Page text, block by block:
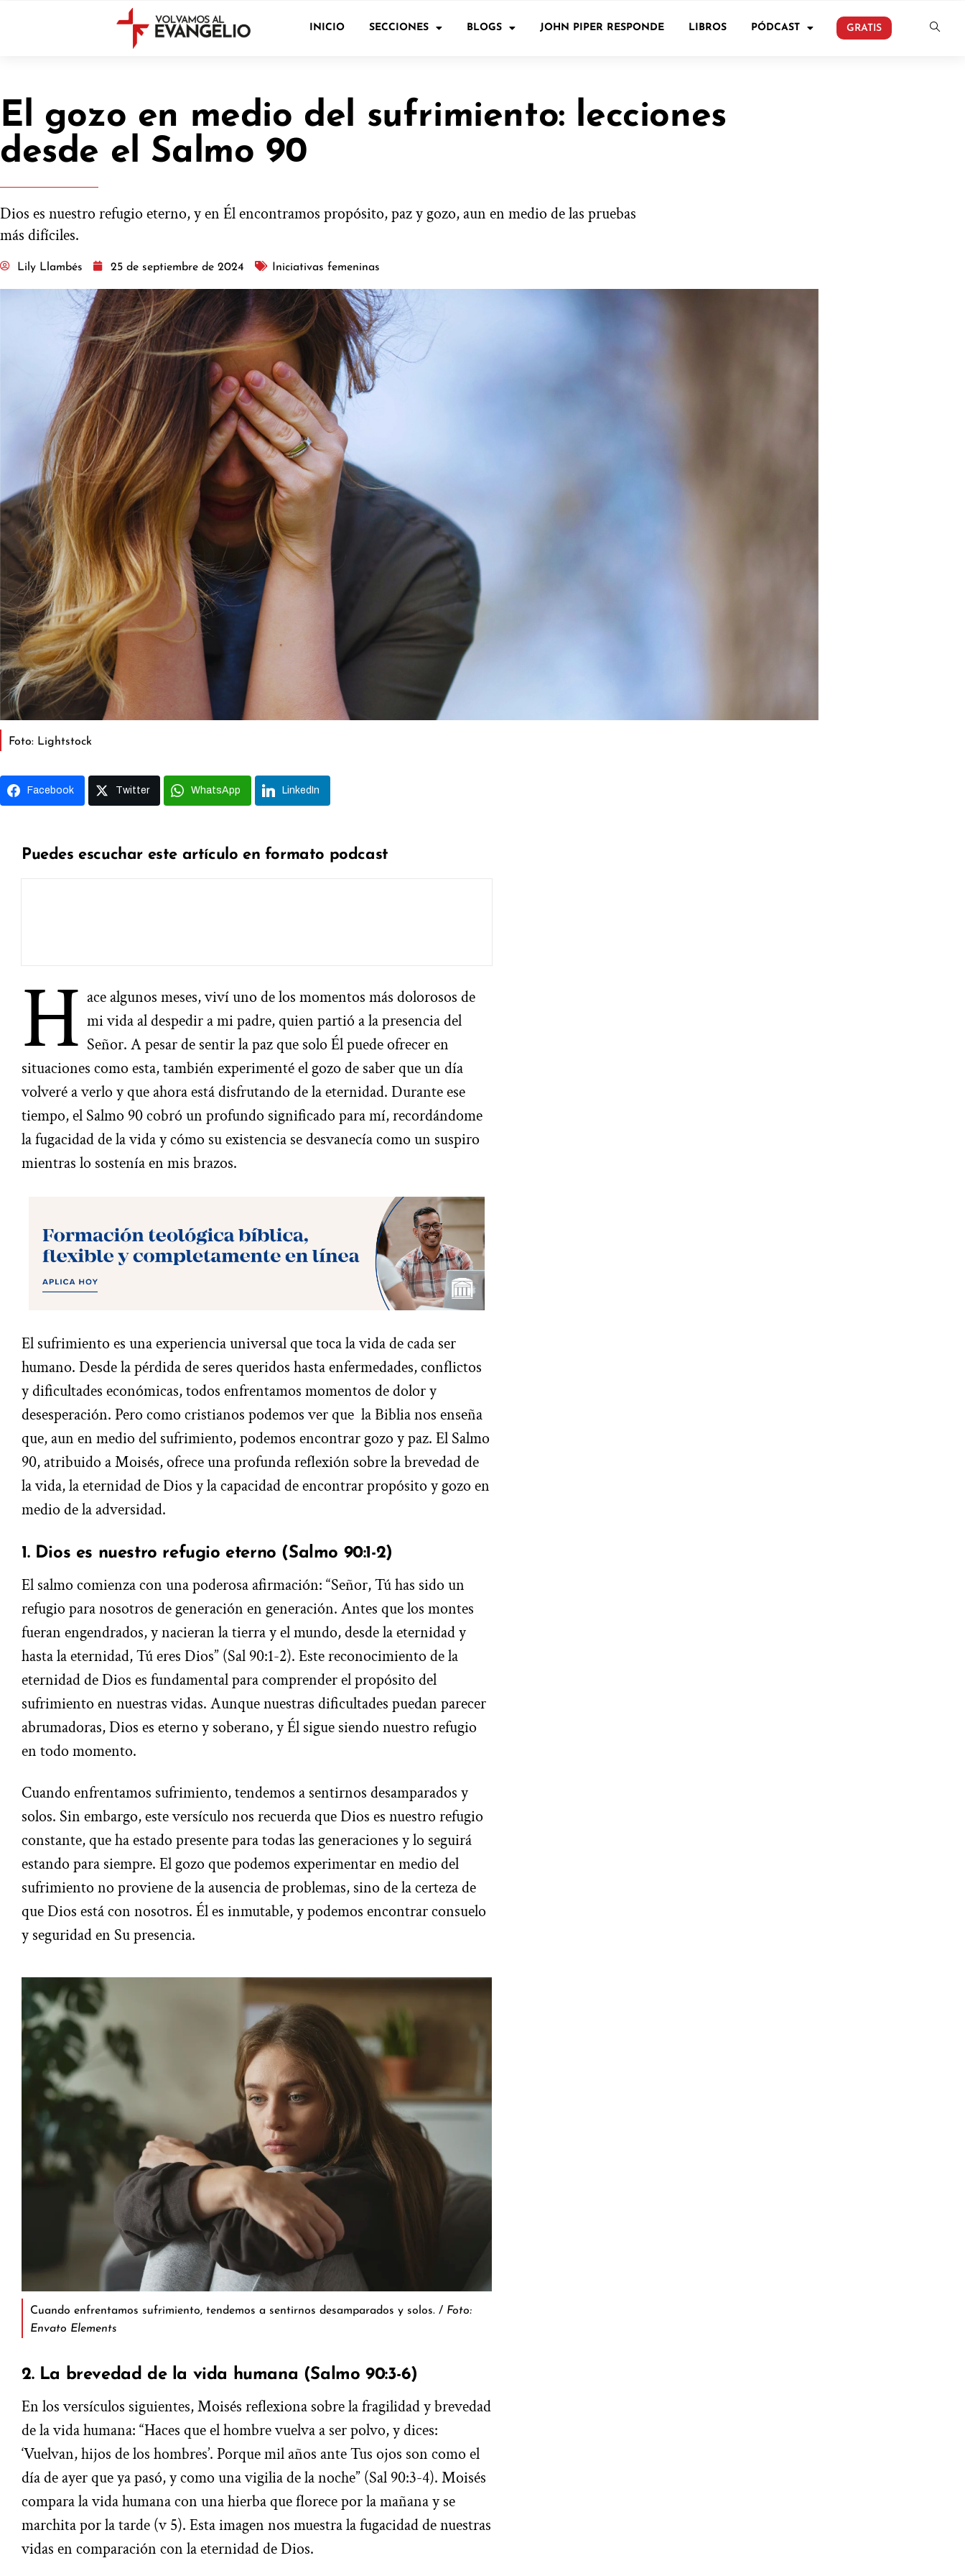
INICIO SECCIONES BLOGS JOHN PIPER RESPONDE LIBROS PÓDCAST GRATIS
El gozo en medio del sufrimiento: lecciones
desde el Salmo 90
Dios es nuestro refugio eterno, y en Él encontramos propósito, paz y gozo, aun en medio de las pruebas
más difíciles.
Lily Llambés 25 de septiembre de 2024 Iniciativas femeninas
Foto: Lightstock
Facebook Twitter WhatsApp LinkedIn
Puedes escuchar este artículo en formato podcast
H ace algunos meses, viví uno de los momentos más dolorosos de
mi vida al despedir a mi padre, quien partió a la presencia del
Señor. A pesar de sentir la paz que solo Él puede ofrecer en
situaciones como esta, también experimenté el gozo de saber que un día
volveré a verlo y que ahora está disfrutando de la eternidad. Durante ese
tiempo, el Salmo 90 cobró un profundo significado para mí, recordándome
la fugacidad de la vida y cómo su existencia se desvanecía como un suspiro
mientras lo sostenía en mis brazos.
El sufrimiento es una experiencia universal que toca la vida de cada ser
humano. Desde la pérdida de seres queridos hasta enfermedades, conflictos
y dificultades económicas, todos enfrentamos momentos de dolor y
desesperación. Pero como cristianos podemos ver que la Biblia nos enseña
que, aun en medio del sufrimiento, podemos encontrar gozo y paz. El Salmo
90, atribuido a Moisés, ofrece una profunda reflexión sobre la brevedad de
la vida, la eternidad de Dios y la capacidad de encontrar propósito y gozo en
medio de la adversidad.
1. Dios es nuestro refugio eterno (Salmo 90:1-2)
El salmo comienza con una poderosa afirmación: “Señor, Tú has sido un
refugio para nosotros de generación en generación. Antes que los montes
fueran engendrados, y nacieran la tierra y el mundo, desde la eternidad y
hasta la eternidad, Tú eres Dios” (Sal 90:1-2). Este reconocimiento de la
eternidad de Dios es fundamental para comprender el propósito del
sufrimiento en nuestras vidas. Aunque nuestras dificultades puedan parecer
abrumadoras, Dios es eterno y soberano, y Él sigue siendo nuestro refugio
en todo momento.
Cuando enfrentamos sufrimiento, tendemos a sentirnos desamparados y
solos. Sin embargo, este versículo nos recuerda que Dios es nuestro refugio
constante, que ha estado presente para todas las generaciones y lo seguirá
estando para siempre. El gozo que podemos experimentar en medio del
sufrimiento no proviene de la ausencia de problemas, sino de la certeza de
que Dios está con nosotros. Él es inmutable, y podemos encontrar consuelo
y seguridad en Su presencia.
Cuando enfrentamos sufrimiento, tendemos a sentirnos desamparados y solos. / Foto:
Envato Elements
2. La brevedad de la vida humana (Salmo 90:3-6)
En los versículos siguientes, Moisés reflexiona sobre la fragilidad y brevedad
de la vida humana: “Haces que el hombre vuelva a ser polvo, y dices:
‘Vuelvan, hijos de los hombres’. Porque mil años ante Tus ojos son como el
día de ayer que ya pasó, y como una vigilia de la noche” (Sal 90:3-4). Moisés
compara la vida humana con una hierba que florece por la mañana y se
marchita por la tarde (v 5). Esta imagen nos muestra la fugacidad de nuestras
vidas en comparación con la eternidad de Dios.